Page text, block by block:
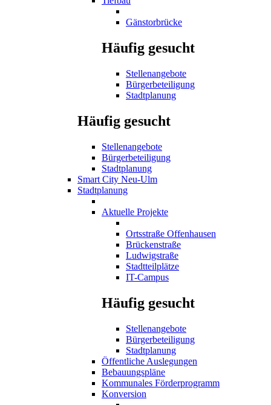
Gänstorbrücke
Häufig gesucht
Stellenangebote
Bürgerbeteiligung
Stadtplanung
Häufig gesucht
Stellenangebote
Bürgerbeteiligung
Stadtplanung
Smart City Neu-Ulm
Stadtplanung
Aktuelle Projekte
Ortsstraße Offenhausen
Brückenstraße
Ludwigstraße
Stadtteilplätze
IT-Campus
Häufig gesucht
Stellenangebote
Bürgerbeteiligung
Stadtplanung
Öffentliche Auslegungen
Bebauungspläne
Kommunales Förderprogramm
Konversion